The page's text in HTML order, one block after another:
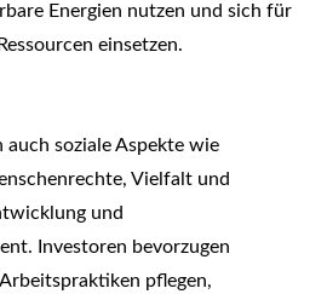
Energien nutzen und sich für
einsetzen.
auch soziale Aspekte wie
Vielfalt und
und
Investoren bevorzugen
pflegen,